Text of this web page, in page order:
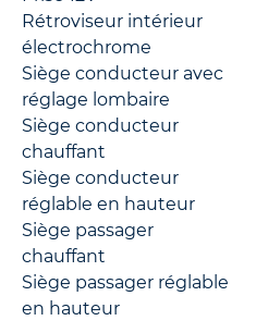
Rétroviseur intérieur
électrochrome
Siège conducteur avec
réglage lombaire
Siège conducteur
chauffant
Siège conducteur
réglable en hauteur
Siège passager
chauffant
Siège passager réglable
en hauteur